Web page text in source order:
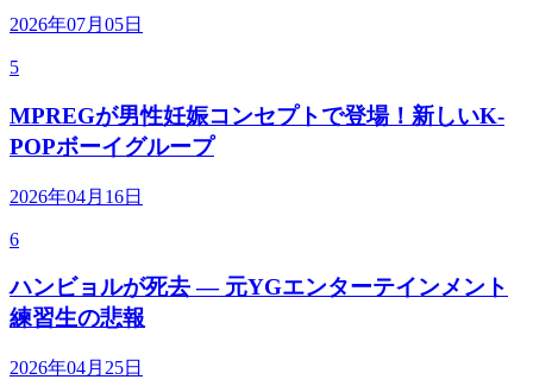
2026年07月05日
5
MPREGが男性妊娠コンセプトで登場！新しいK-
POPボーイグループ
2026年04月16日
6
ハンビョルが死去 — 元YGエンターテインメント
練習生の悲報
2026年04月25日